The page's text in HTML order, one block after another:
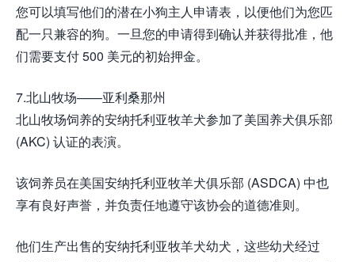
您可以填写他们的潜在小狗主人申请表，以便他们为您匹
配一只兼容的狗。一旦您的申请得到确认并获得批准，他
们需要支付 500 美元的初始押金。
7.北山牧场——亚利桑那州
北山牧场饲养的安纳托利亚牧羊犬参加了美国养犬俱乐部
(AKC) 认证的表演。
该饲养员在美国安纳托利亚牧羊犬俱乐部 (ASDCA) 中也
享有良好声誉，并负责任地遵守该协会的道德准则。
他们生产出售的安纳托利亚牧羊犬幼犬，这些幼犬经过